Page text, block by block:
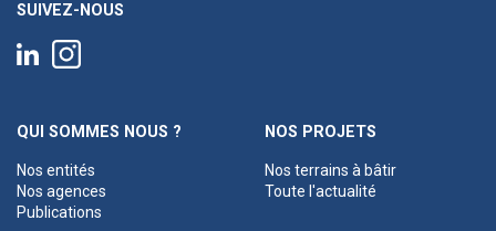
SUIVEZ-NOUS
QUI SOMMES NOUS ?
Nos entités
Nos agences
Publications
NOS PROJETS
Nos terrains à bâtir
Toute l'actualité